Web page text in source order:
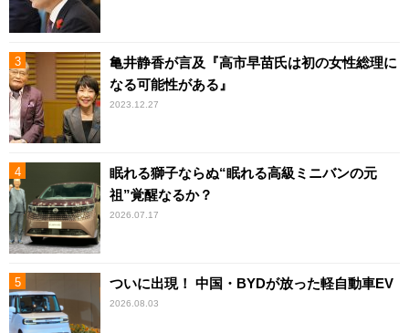
亀井静香が言及『高市早苗氏は初の女性総理に
なる可能性がある』
2023.12.27
眠れる獅子ならぬ“眠れる高級ミニバンの元
祖”覚醒なるか？
2026.07.17
ついに出現！ 中国・BYDが放った軽自動車EV
2026.08.03